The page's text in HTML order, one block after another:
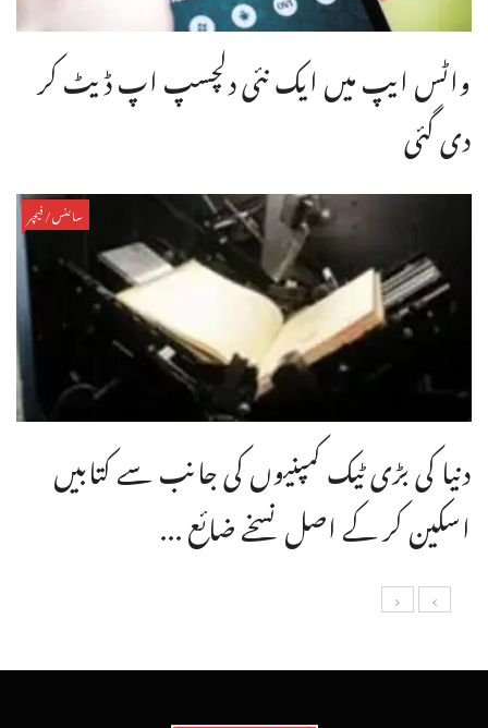
واٹس ایپ میں ایک نئی دلچسپ اپ ڈیٹ کر
دی گئی
سائنس/فیچر
دنیا کی بڑی ٹیک کمپنیوں کی جانب سے کتابیں
اسکین کر کے اصل نسخے ضائع ...